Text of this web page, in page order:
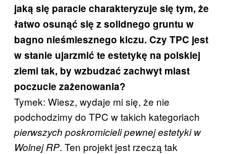
jaką się paracie charakteryzuje się tym, że
łatwo osunąć się z solidnego gruntu w
bagno nieśmiesznego kiczu. Czy TPC jest
w stanie ujarzmić te estetykę na polskiej
ziemi tak, by wzbudzać zachwyt miast
poczucie zażenowania?
Tymek: Wiesz, wydaje mi się, że nie
podchodzimy do TPC w takich kategoriach
pierwszych poskromicieli pewnej estetyki w
Wolnej RP. Ten projekt jest rzeczą tak